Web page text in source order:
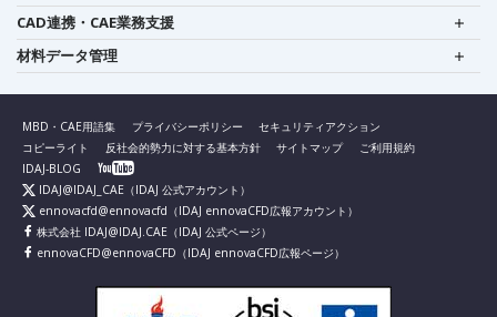
CAD連携・CAE業務支援
材料データ管理
MBD・CAE用語集 プライバシーポリシー
セキュリティアクション
コピーライト
反社会的勢力に対する基本方針 サイトマップ
ご利用規約
IDAJ-BLOG
IDAJ@IDAJ_CAE （IDAJ 公式アカウント）
ennovacfd@ennovacfd （IDAJ ennovaCFD広報アカウント）
株式会社 IDAJ@IDAJ.CAE （IDAJ 公式ページ）
ennovaCFD@ennovaCFD （IDAJ ennovaCFD広報ページ）